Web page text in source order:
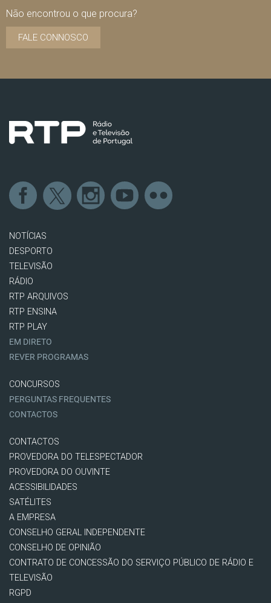
Não encontrou o que procura?
FALE CONNOSCO
NOTÍCIAS
DESPORTO
TELEVISÃO
RÁDIO
RTP ARQUIVOS
RTP ENSINA
RTP PLAY
EM DIRETO
REVER PROGRAMAS
CONCURSOS
PERGUNTAS FREQUENTES
CONTACTOS
CONTACTOS
PROVEDORA DO TELESPECTADOR
PROVEDORA DO OUVINTE
ACESSIBILIDADES
SATÉLITES
A EMPRESA
CONSELHO GERAL INDEPENDENTE
CONSELHO DE OPINIÃO
CONTRATO DE CONCESSÃO DO SERVIÇO PÚBLICO DE RÁDIO E
TELEVISÃO
RGPD